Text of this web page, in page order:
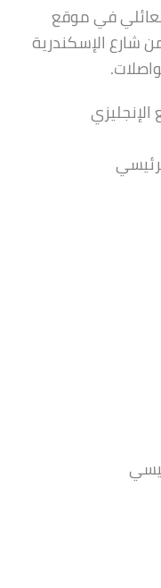
في موقع
شارع الإسكندرية